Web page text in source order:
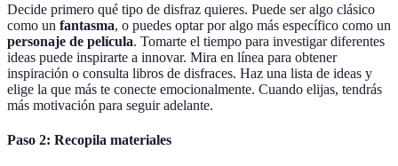
Decide primero qué tipo de disfraz quieres. Puede ser algo clásico
como un fantasma, o puedes optar por algo más específico como un
personaje de película. Tomarte el tiempo para investigar diferentes
ideas puede inspirarte a innovar. Mira en línea para obtener
inspiración o consulta libros de disfraces. Haz una lista de ideas y
elige la que más te conecte emocionalmente. Cuando elijas, tendrás
más motivación para seguir adelante.
Paso 2: Recopila materiales